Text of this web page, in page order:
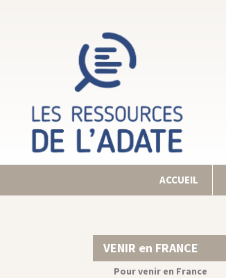
ACCUEIL
VENIR en FRANCE
Pour venir en France